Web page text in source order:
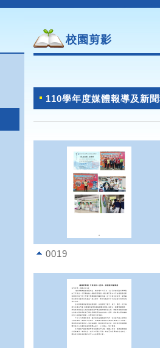
校園剪影
110學年度媒體報導及新
0019